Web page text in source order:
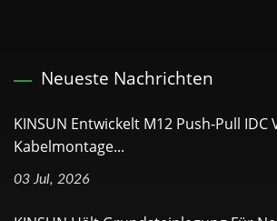
Neueste Nachrichten
KINSUN Entwickelt M12 Push-Pull IDC
Kabelmontage...
03 Jul, 2026